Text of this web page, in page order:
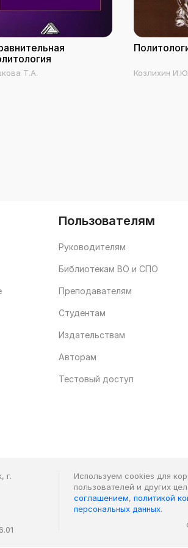
Т.А. Козлихин И.Ю.
Пользователям
Руководителям
Библиотекам ВО и СПО
Преподавателям
Студентам
Издательствам
Авторам
Тестовый доступ
г.
Используем cookies для
пользователей и других
соглашением, политикой
персональных данных.